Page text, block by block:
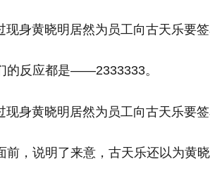
的反应都是——2333333。
前，说明了来意，古天乐还以为黄